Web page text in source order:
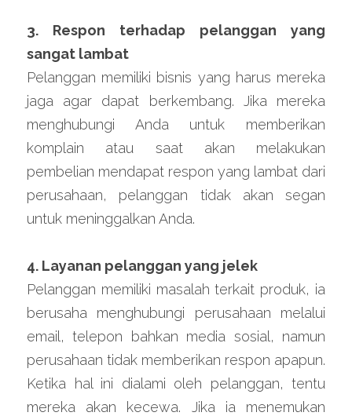
3. Respon terhadap pelanggan yang
sangat lambat
Pelanggan memiliki bisnis yang harus mereka
jaga agar dapat berkembang. Jika mereka
menghubungi Anda untuk memberikan
komplain atau saat akan melakukan
pembelian mendapat respon yang lambat dari
perusahaan, pelanggan tidak akan segan
untuk meninggalkan Anda.
4. Layanan pelanggan yang jelek
Pelanggan memiliki masalah terkait produk, ia
berusaha menghubungi perusahaan melalui
email, telepon bahkan media sosial, namun
perusahaan tidak memberikan respon apapun.
Ketika hal ini dialami oleh pelanggan, tentu
mereka akan kecewa. Jika ia menemukan